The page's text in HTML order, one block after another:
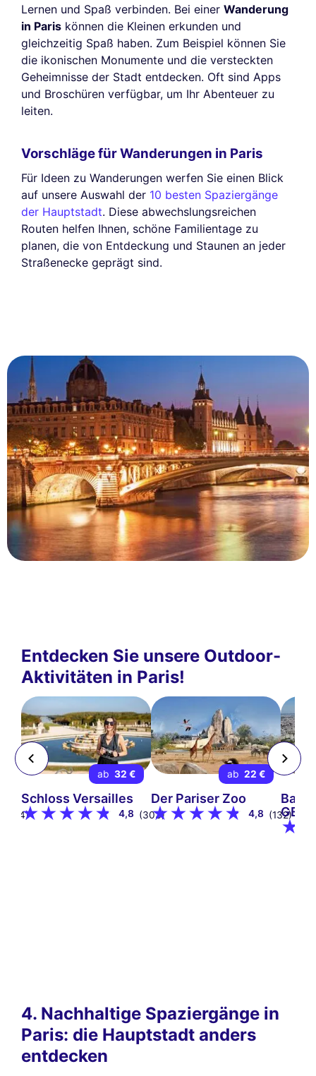
Lernen und Spaß verbinden. Bei einer Wanderung
in Paris können die Kleinen erkunden und
gleichzeitig Spaß haben. Zum Beispiel können Sie
die ikonischen Monumente und die versteckten
Geheimnisse der Stadt entdecken. Oft sind Apps
und Broschüren verfügbar, um Ihr Abenteuer zu
leiten.
Vorschläge für Wanderungen in Paris
Für Ideen zu Wanderungen werfen Sie einen Blick
auf unsere Auswahl der 10 besten Spaziergänge
der Hauptstadt. Diese abwechslungsreichen
Routen helfen Ihnen, schöne Familientage zu
planen, die von Entdeckung und Staunen an jeder
Straßenecke geprägt sind.
Entdecken Sie unsere Outdoor-
Aktivitäten in Paris!
(34)
ab 32 €
Schloss Versailles
4,8 (303)
ab 22 €
Der Pariser Zoo
4,8 (132)
4. Nachhaltige Spaziergänge in
Paris: die Hauptstadt anders
entdecken